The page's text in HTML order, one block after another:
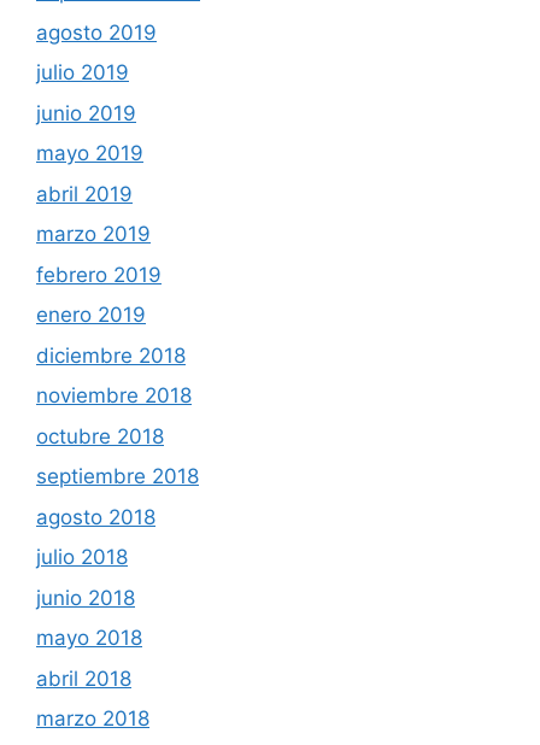
agosto 2019
julio 2019
junio 2019
mayo 2019
abril 2019
marzo 2019
febrero 2019
enero 2019
diciembre 2018
noviembre 2018
octubre 2018
septiembre 2018
agosto 2018
julio 2018
junio 2018
mayo 2018
abril 2018
marzo 2018